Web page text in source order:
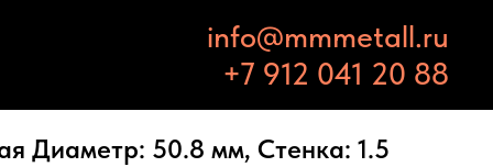
info@mmmetall.ru
+7 912 041 20 88
Диаметр: 50.8 мм, Стенка: 1.5